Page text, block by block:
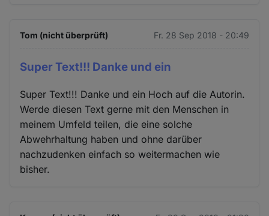
Tom (nicht überprüft) Fr. 28 Sep 2018 - 20:49
Super Text!!! Danke und ein
Super Text!!! Danke und ein Hoch auf die Autorin.
Werde diesen Text gerne mit den Menschen in
meinem Umfeld teilen, die eine solche
Abwehrhaltung haben und ohne darüber
nachzudenken einfach so weitermachen wie
bisher.